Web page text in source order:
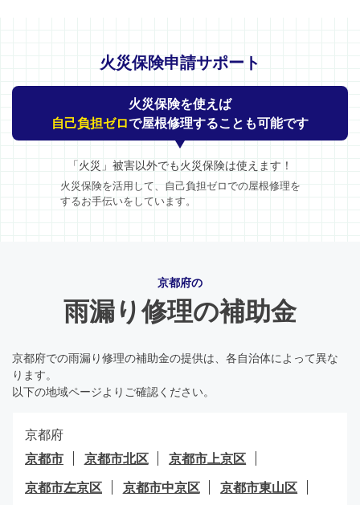
火災保険申請サポート
火災保険を使えば
自己負担ゼロで屋根修理することも可能です
「火災」被害以外でも火災保険は使えます！
火災保険を活用して、自己負担ゼロでの屋根修理を
するお手伝いをしています。
京都府の
雨漏り修理の補助金
京都府での雨漏り修理の補助金の提供は、各自治体によって異な
ります。
以下の地域ページよりご確認ください。
京都府
京都市
京都市北区
京都市上京区
京都市左京区
京都市中京区
京都市東山区